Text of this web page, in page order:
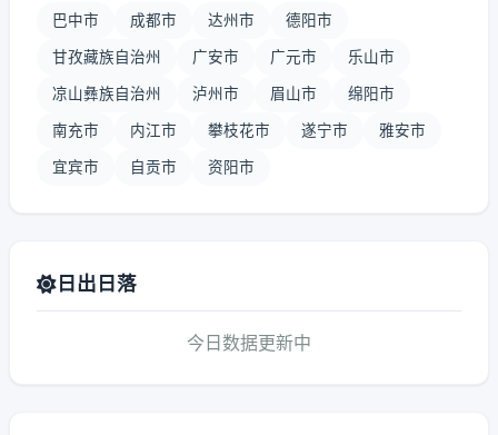
巴中市 成都市 达州市 德阳市
甘孜藏族自治州 广安市 广元市 乐山市
凉山彝族自治州 泸州市 眉山市 绵阳市
南充市 内江市 攀枝花市 遂宁市 雅安市
宜宾市 自贡市 资阳市
日出日落
今日数据更新中